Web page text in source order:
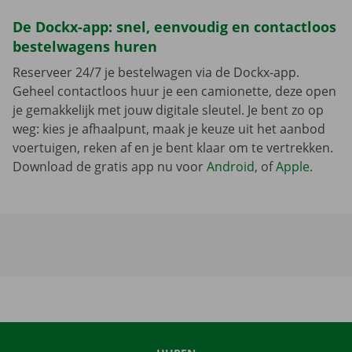
De Dockx-app: snel, eenvoudig en contactloos
bestelwagens huren
Reserveer 24/7 je bestelwagen via de Dockx-app.
Geheel contactloos huur je een camionette, deze open
je gemakkelijk met jouw digitale sleutel. Je bent zo op
weg: kies je afhaalpunt, maak je keuze uit het aanbod
voertuigen, reken af en je bent klaar om te vertrekken.
Download de gratis app nu voorAndroid, ofApple.